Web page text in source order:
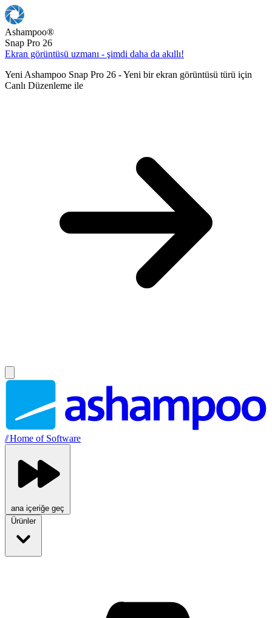
Ashampoo®
Snap Pro 26
Ekran görüntüsü uzmanı - şimdi daha da akıllı!
Yeni Ashampoo Snap Pro 26 - Yeni bir ekran görüntüsü türü için
Canlı Düzenleme ile
//Home of Software
ana içeriğe geç
Ürünler